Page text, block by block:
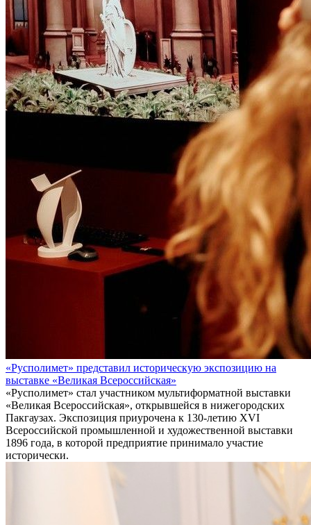
«Русполимет» представил историческую экспозицию на
выставке «Великая Всероссийская»
«Русполимет» стал участником мультиформатной выставки
«Великая Всероссийская», открывшейся в нижегородских
Пакгаузах. Экспозиция приурочена к 130-летию XVI
Всероссийской промышленной и художественной выставки
1896 года, в которой предприятие принимало участие
исторически.